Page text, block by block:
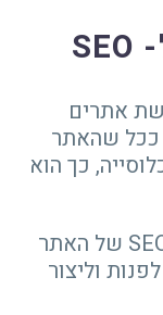
SEO
אתרים
ככל שהאתר
כך הוא
אם ברצונכם לשפר את ביצועי ה- SEO של האתר
וליצור